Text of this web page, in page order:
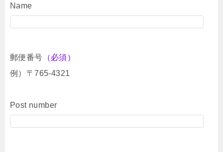
Name
郵便番号 （必須）
例）〒765-4321
Post number